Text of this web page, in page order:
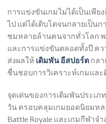
การแข่งขันเกมไม่ได้เป็นเพีย
ไป แต่ได้เติบโตจนกลายเป็น
ชมหลายล้านคนจากทั่วโลก
และการแข่งขันตลอดทั้งปี ค
ส่งผลให้ เดิมพัน อีสปอร์ต กล
ชื่นชอบการวิเคราะห์เกมแล
จุดเด่นของการเดิมพันประเ
วัน ครอบคลุมเกมยอดนิยมหล
Battle Royale และเกมกีฬาจ